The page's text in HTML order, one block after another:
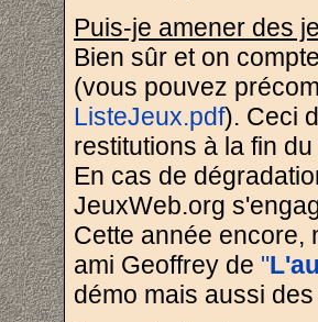
Puis-je amener des
Bien sûr et on
(vous pouvez
ListeJeux.pdf). Ceci
restitutions à la fin
En cas de
JeuxWeb.org
Cette année encore,
ami Geoffrey de "
démo mais aussi